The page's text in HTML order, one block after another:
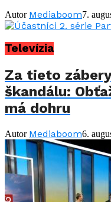
Autor Mediaboom7.
Televízia
Za tieto
škandálu:
má dohru
Autor Mediaboom6.